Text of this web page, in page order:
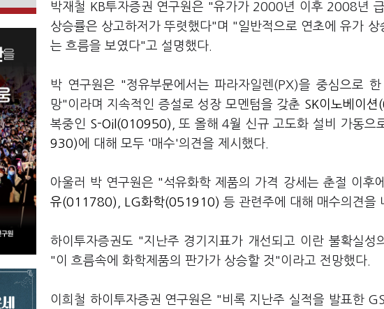
박재철 KB투자증권 연구원은 "유가가 2000년 이후 2008년
상승률은 상고하저가 뚜렷했다"며 "일반적으로 연초에 유가
는 흐름을 보였다"고 설명했다.
박 연구원은 "정유부문에서는 파라자일렌(PX)을 중심으로
망"이라며 지속적인 증설로 성장 모멘텀을 갖춘 SK이노베이
복중인 S-Oil(010950) , 또 올해 4월 신규 고도화 설비 가동
930)에 대해 모두 '매수'의견을 제시했다.
아울러 박 연구원은 "석유화학 제품의 가격 강세는 춘절 이후
유(011780)
LG화학(051910) 등 관련주에 대해 매수의견을
하이투자증권도 "지난주 경기지표가 개선되고 이란 불확실성
"이 흐름속에 화학제품의 판가가 상승할 것"이라고 전망했다.
이희철 하이투자증권 연구원은 "비록 지난주 실적을 발표한